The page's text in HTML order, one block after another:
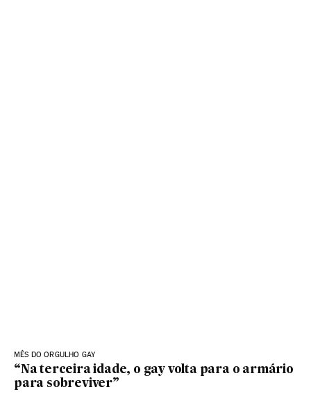
MÊS DO ORGULHO GAY
“Na terceira idade, o gay volta para o armário
para sobreviver”